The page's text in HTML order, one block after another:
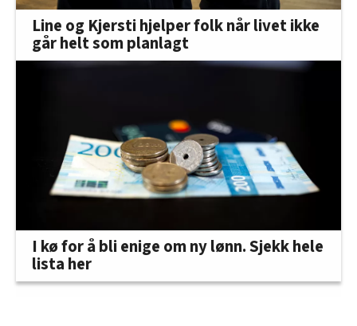
Line og Kjersti hjelper folk når livet ikke
går helt som planlagt
I kø for å bli enige om ny lønn. Sjekk hele
lista her